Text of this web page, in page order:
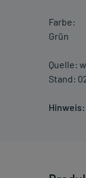
Farbe:
Grün
Quelle:
Stand:
Hinweis: